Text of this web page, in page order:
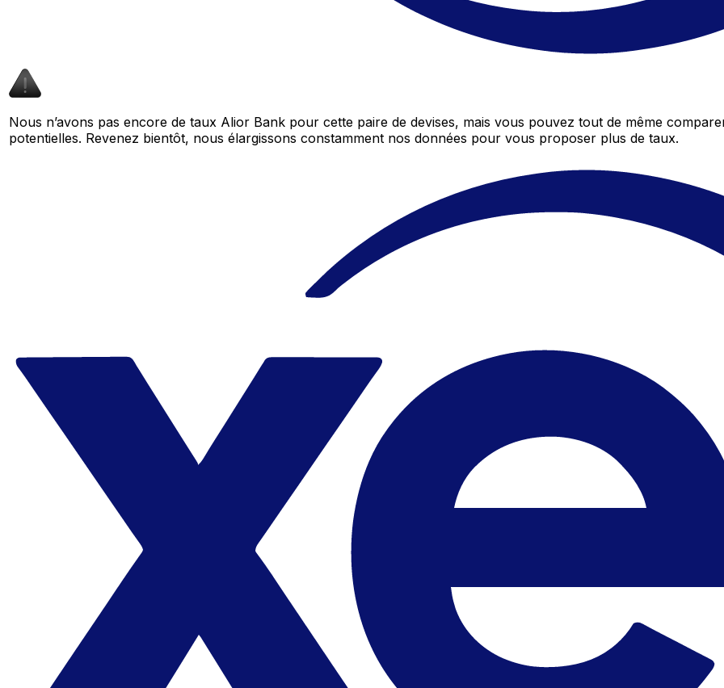
Nous n’avons pas encore de taux Alior Bank pour cette paire de devises, mais vous pouvez tout de même
potentielles. Revenez bientôt, nous élargissons constamment nos données pour vous proposer plus de taux.